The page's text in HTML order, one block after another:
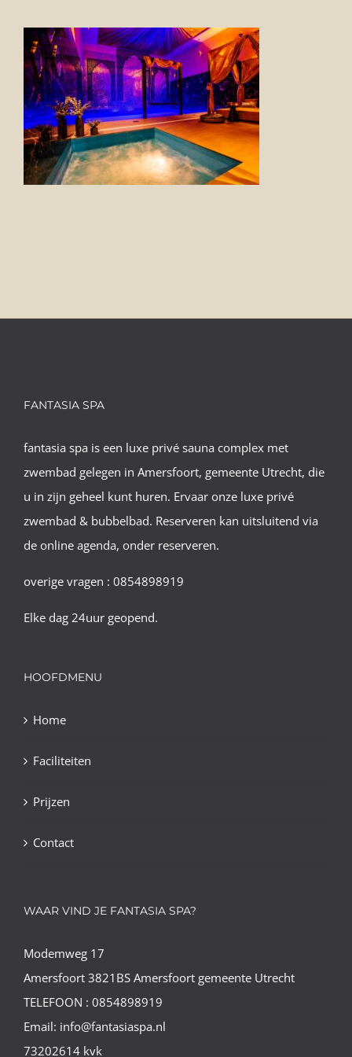
FOTO’S
INFO
OPENINGSTIJDEN
GIFTCARD
FANTASIA SPA
fantasia spa is een luxe privé sauna complex met
zwembad gelegen in Amersfoort, gemeente Utrecht, die
u in zijn geheel kunt huren. Ervaar onze luxe privé
zwembad & bubbelbad. Reserveren kan uitsluitend via
de online agenda, onder reserveren.
overige vragen : 0854898919
Elke dag 24uur geopend.
HOOFDMENU
Home
Faciliteiten
Prijzen
Contact
WAAR VIND JE FANTASIA SPA?
Modemweg 17
Amersfoort 3821BS Amersfoort gemeente Utrecht
TELEFOON : 0854898919
Email: info@fantasiaspa.nl
73202614 kvk